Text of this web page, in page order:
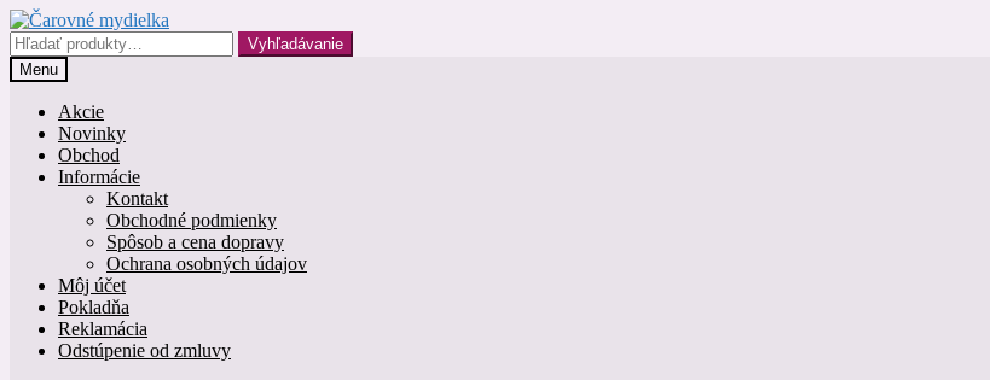
Preskočiť
na
navigáciu
Preskočiť
na
obsah
Hľadať:
Vyhľadávanie
Menu
Akcie
Novinky
Obchod
Informácie
Kontakt
Obchodné podmienky
Spôsob a cena dopravy
Ochrana osobných údajov
Môj účet
Pokladňa
Reklamácia
Odstúpenie od zmluvy